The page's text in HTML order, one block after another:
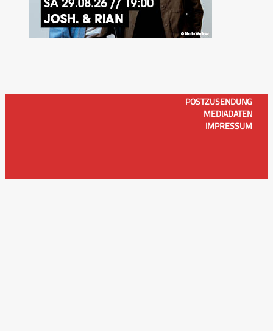
POSTZUSENDUNG
MEDIADATEN
IMPRESSUM